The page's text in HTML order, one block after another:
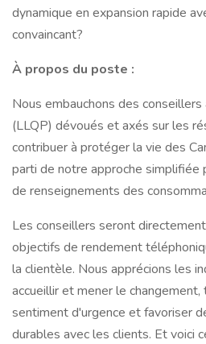
dynamique en expansion rapide
convaincant?
À propos du poste :
Nous embauchons des
(LLQP) dévoués et axés sur les
contribuer à protéger la vie des
parti de notre approche simplifiée
de renseignements des
Les conseillers seront
objectifs de rendement
la clientèle. Nous apprécions les
accueillir et mener le changement,
sentiment d'urgence et favoriser
durables avec les clients. Et voici